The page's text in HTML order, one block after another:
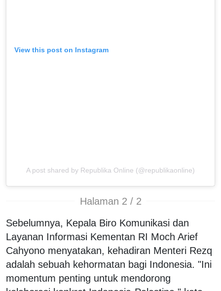
View this post on Instagram
A post shared by Republika Online (@republikaonline)
Halaman 2 / 2
Sebelumnya, Kepala Biro Komunikasi dan
Layanan Informasi Kementan RI Moch Arief
Cahyono menyatakan, kehadiran Menteri Rezq
adalah sebuah kehormatan bagi Indonesia. "Ini
momentum penting untuk mendorong